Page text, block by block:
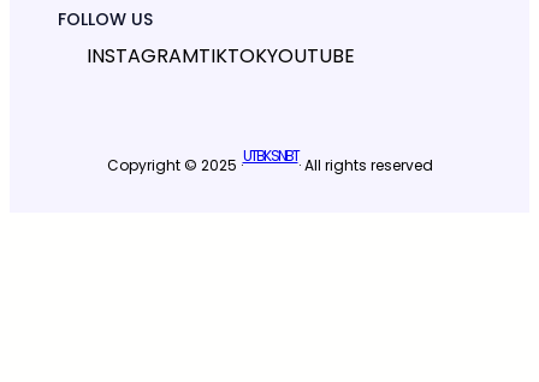
FOLLOW US
INSTAGRAMTIKTOKYOUTUBE
Copyright © 2025 ·UTBK SNBT· All rights reserved